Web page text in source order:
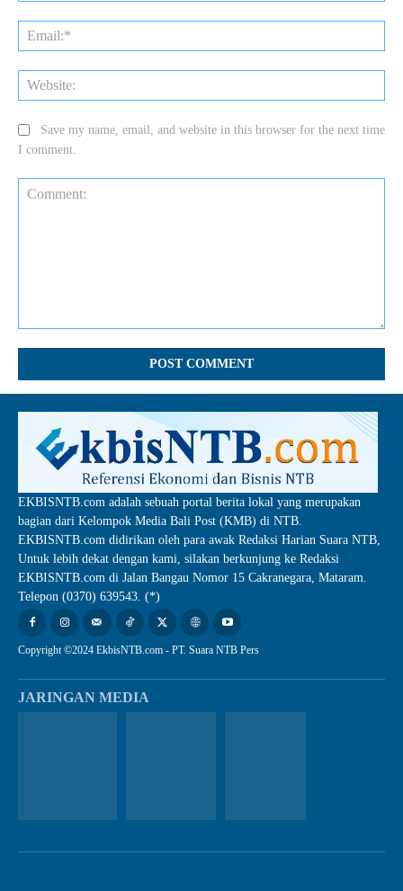
Save my name, email, and website in this browser for the next time
I comment.
EKBISNTB.com adalah sebuah portal berita lokal yang merupakan
bagian dari Kelompok Media Bali Post (KMB) di NTB.
EKBISNTB.com didirikan oleh para awak Redaksi Harian Suara NTB,
Untuk lebih dekat dengan kami, silakan berkunjung ke Redaksi
EKBISNTB.com di Jalan Bangau Nomor 15 Cakranegara, Mataram.
Telepon (0370) 639543. (*)
Copyright ©2024 EkbisNTB.com - PT. Suara NTB Pers
JARINGAN MEDIA